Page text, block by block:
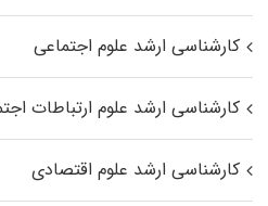
کارشناسی ارشد علوم اجتماعی
کارشناسی ارشد علوم ارتباطات
کارشناسی ارشد علوم اقتصادی